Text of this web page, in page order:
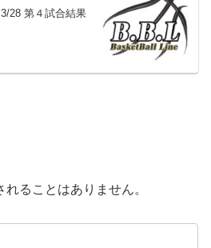
28 第４試合結果
ることはありません。